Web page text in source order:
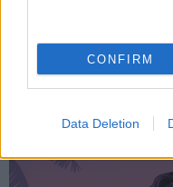
CONFIRM
Data Deletion
Την ζημιά που
αξίζει